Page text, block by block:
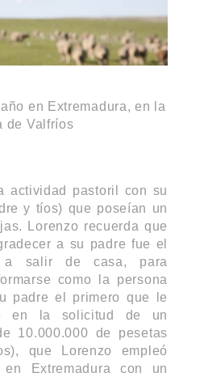
en Extremadura, en la
de Valfríos
actividad pastoril con su
y tíos) que poseían un
Lorenzo recuerda que
a su padre fue el
a salir de casa, para
como la persona
padre el primero que le
en la solicitud de un
10.000.000 de pesetas
que Lorenzo empleó
en Extremadura con un